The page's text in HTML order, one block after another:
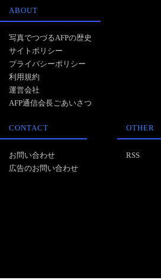
ABOUT
写真でつづるAFPの歴史
サイトポリシー
プライバシーポリシー
利用規約
運営会社
AFP通信会長ごあいさつ
CONTACT
お問い合わせ
広告のお問い合わせ
OTHER
RSS